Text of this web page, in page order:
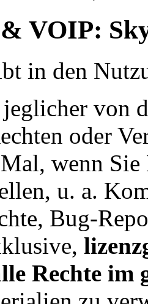
VOIP:
in den
von
oder
wenn
u. a.
Bug-
Rechte im